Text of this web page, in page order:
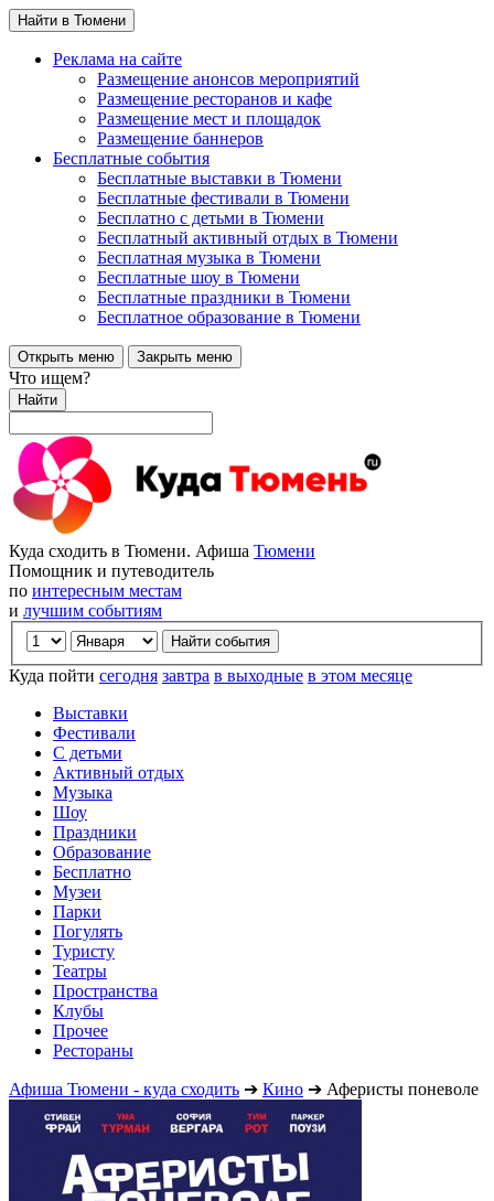
Найти в Тюмени
Реклама на сайте
Размещение анонсов мероприятий
Размещение ресторанов и кафе
Размещение мест и площадок
Размещение баннеров
Бесплатные события
Бесплатные выставки в Тюмени
Бесплатные фестивали в Тюмени
Бесплатно с детьми в Тюмени
Бесплатный активный отдых в Тюмени
Бесплатная музыка в Тюмени
Бесплатные шоу в Тюмени
Бесплатные праздники в Тюмени
Бесплатное образование в Тюмени
Открыть меню Закрыть меню
Что ищем?
Найти
Куда сходить в Тюмени. Афиша Тюмени
Помощник и путеводитель
по интересным местам
и лучшим событиям
Куда пойти сегодня завтра в выходные в этом месяце
Выставки
Фестивали
С детьми
Активный отдых
Музыка
Шоу
Праздники
Образование
Бесплатно
Музеи
Парки
Погулять
Туристу
Театры
Пространства
Клубы
Прочее
Рестораны
Афиша Тюмени - куда сходить ➔ Кино ➔ Аферисты поневоле